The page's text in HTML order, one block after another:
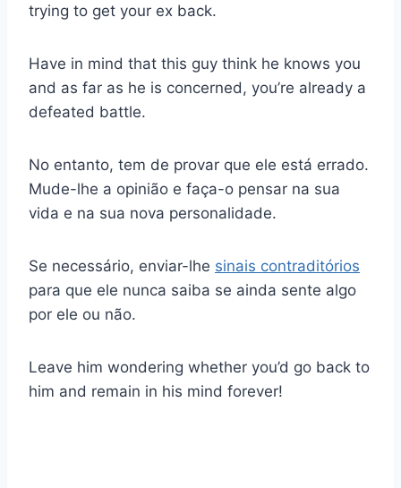
trying to get your ex back.
Have in mind that this guy think he knows you
and as far as he is concerned, you’re already a
defeated battle.
No entanto, tem de provar que ele está errado.
Mude-lhe a opinião e faça-o pensar na sua
vida e na sua nova personalidade.
Se necessário, enviar-lhe sinais contraditórios
para que ele nunca saiba se ainda sente algo
por ele ou não.
Leave him wondering whether you’d go back to
him and remain in his mind forever!